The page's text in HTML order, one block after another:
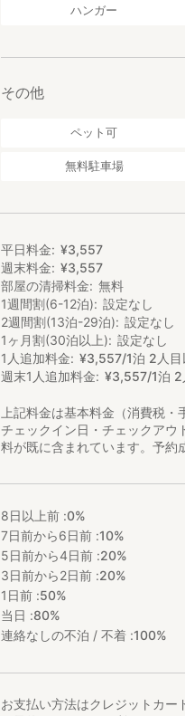
がたくさんあります
・秋政展望所
天空の森・池の窪グリーンパ
ラマは一見の価値があります
●チェックイン方法
諸塚村観光協会までお越しくだ
宿までの案内をさせていただき
チェックイン：15：00～17：00
[諸塚村観光協会 営業時間・定
月曜日 8時30分～17時00分
水曜日 定休日
木曜日 8時30分～17時00分
金曜日 8時30分～17時00分
日曜日 8時30分～17時00分
●アクセス
・宮崎空港から車で120分
・日向市駅から車で60分
・無料駐車場 7台駐車可能
ご予約された方は諸塚村観光協
カーナビに0982-65-0178また
●お客様へのひとこと
ハンガー
その他
ペット可
無料駐車場
平日料金 ¥3,557
週末料金
¥3,557
部屋の清掃料金
無料
1週間割(6-12泊)
設定なし
2週間割(13泊-29泊)
設定なし
1ヶ月割(30泊以上)
設定なし
1人追加料金
¥3,557/1泊 2人目
週末1人追加料金
¥3,557/1泊 2
上記料金は基本料金（消費税
チェックイン日・チェックアウ
料が既に含まれています。予約
8日以上前 :0%
7日前から6日前 :10%
5日前から4日前 :20%
3日前から2日前 :20%
1日前 :50%
当日 :80%
連絡なしの不泊 / 不着 :100%
お支払い方法はクレジットカー